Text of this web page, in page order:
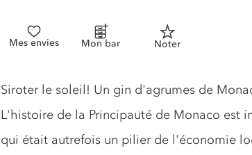
Mes envies Mon bar Noter
Description du gin
Siroter le soleil! Un gin d'agrumes de
L'histoire de la Principauté de Monaco est
qui était autrefois un pilier de l'économie